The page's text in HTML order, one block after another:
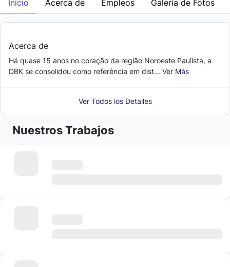
Inicio Acerca de Empleos Galería de Fotos
Acerca de
Há quase 15 anos no coração da região Noroeste Paulista, a
DBK se consolidou como referência em dist... Ver Más
Ver Todos los Detalles
Nuestros Trabajos